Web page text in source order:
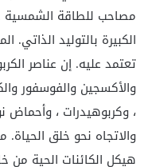
مصاحب للطاقة الشمسية
الكبيرة بالتوليد
تعتمد عليه. إن عناصر
والأكسجين والفوسفور
، وكربوهيدرات ، وأحماض
والاتجاه نحو خلق
هيكل الكائنات الحية من